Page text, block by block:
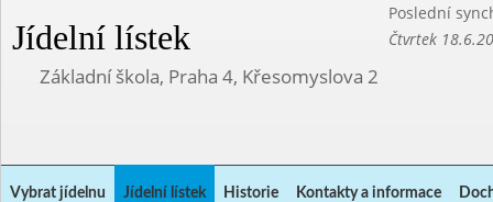
Jídelní lístek
Poslední
Čtvrtek
Základní škola, Praha 4, Křesomyslova 2
Vybrat jídelnu Jídelní lístek Historie Kontakty a informace